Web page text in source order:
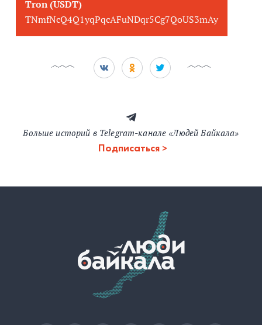
Tron (USDT)
TNmfNcQ4Q1yqPqcAFuNDqr5Cg7QoUS3mAy
Больше историй в Telegram-канале «Людей Байкала»
Подписаться